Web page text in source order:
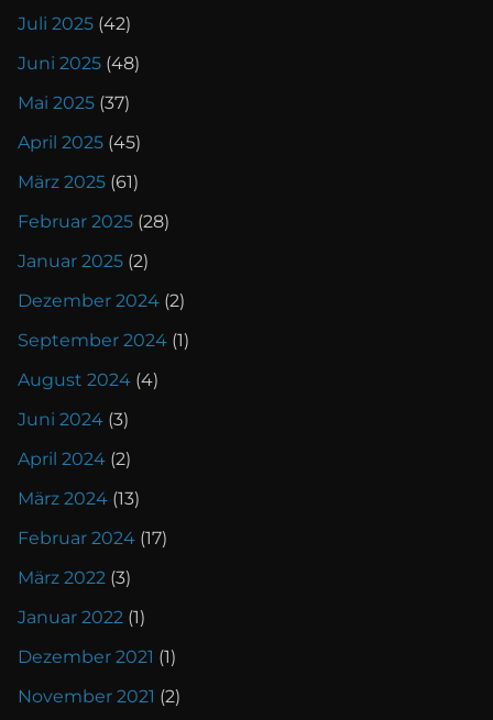
Juli 2025 (42)
Juni 2025 (48)
Mai 2025 (37)
April 2025 (45)
März 2025 (61)
Februar 2025 (28)
Januar 2025 (2)
Dezember 2024 (2)
September 2024 (1)
August 2024 (4)
Juni 2024 (3)
April 2024 (2)
März 2024 (13)
Februar 2024 (17)
März 2022 (3)
Januar 2022 (1)
Dezember 2021 (1)
November 2021 (2)